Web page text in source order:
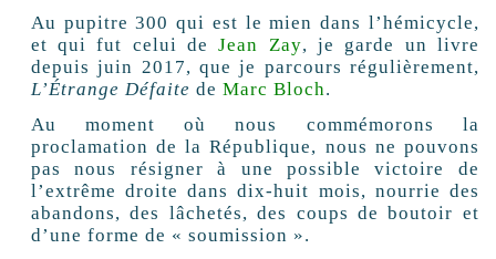
Au pupitre 300 qui est le mien dans l’hémicycle,
et qui fut celui deJean Zay, je garde un livre
depuis juin 2017, que je parcours régulièrement,
L’Étrange Défaite de Marc Bloch.
Au moment où nous commémorons la
proclamation de la République, nous ne pouvons
pas nous résigner à une possible victoire de
l’extrême droite dans dix-huit mois, nourrie des
abandons, des lâchetés, des coups de boutoir et
d’une forme de « soumission ».